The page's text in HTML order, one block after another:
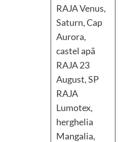
RAJA Venus,
Saturn, Cap
Aurora,
castel apã
RAJA 23
August, SP
RAJA
Lumotex,
herghelia
Mangalia,